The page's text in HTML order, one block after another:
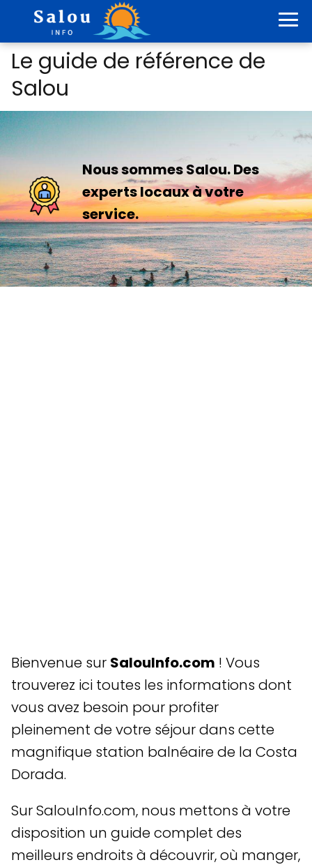
Le guide de référence de
Salou
Nous sommes Salou. Des
experts locaux à votre
service.
Bienvenue sur SalouInfo.com ! Vous
trouverez ici toutes les informations dont
vous avez besoin pour profiter
pleinement de votre séjour dans cette
magnifique station balnéaire de la Costa
Dorada.
Sur SalouInfo.com, nous mettons à votre
disposition un guide complet des
meilleurs endroits à découvrir, où manger,